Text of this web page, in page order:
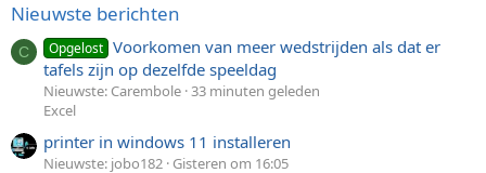
Nieuwste berichten
C Opgelost Voorkomen van meer wedstrijden als dat er
tafels zijn op dezelfde speeldag
Nieuwste: Carembole 33 minuten geleden
Excel
printer in windows 11 installeren
Nieuwste: jobo182 Gisteren om 16:05